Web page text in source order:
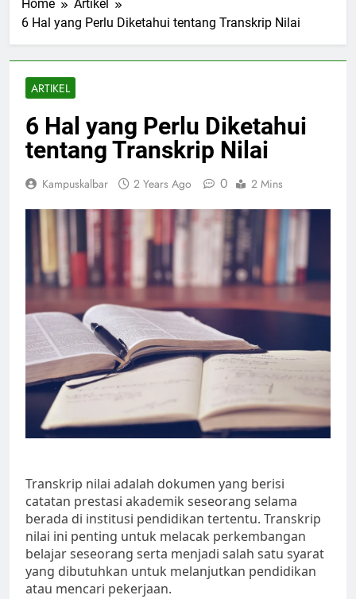
Home
Artikel
6 Hal yang Perlu Diketahui tentang Transkrip Nilai
ARTIKEL
6 Hal yang Perlu Diketahui
tentang Transkrip Nilai
Kampuskalbar 2 Years Ago 0 2 Mins
Transkrip nilai adalah dokumen yang berisi
catatan prestasi akademik seseorang selama
berada di institusi pendidikan tertentu. Transkrip
nilai ini penting untuk melacak perkembangan
belajar seseorang serta menjadi salah satu syarat
yang dibutuhkan untuk melanjutkan pendidikan
atau mencari pekerjaan.